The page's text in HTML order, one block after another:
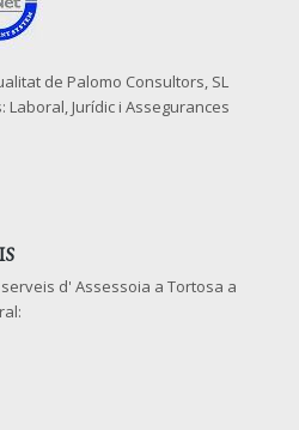
de Palomo Consultors, SL
Jurídic i Assegurances
d' Assessoia a Tortosa a